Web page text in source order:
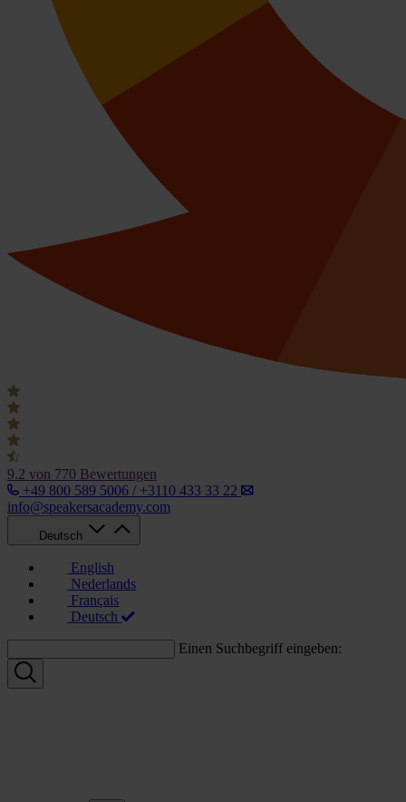
9.2 von 770 Bewertungen
+49 800 589 5006 / +3110 433 33 22
info@speakersacademy.com
Deutsch
English
Nederlands
Français
Deutsch
Einen Suchbegriff eingeben: